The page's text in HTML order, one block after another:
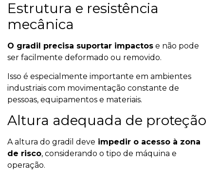
Estrutura e resistência
mecânica
O gradil precisa suportar impactos e não pode
ser facilmente deformado ou removido.
Isso é especialmente importante em ambientes
industriais com movimentação constante de
pessoas, equipamentos e materiais.
Altura adequada de proteção
A altura do gradil deve impedir o acesso à zona
de risco, considerando o tipo de máquina e
operação.